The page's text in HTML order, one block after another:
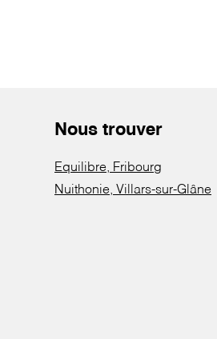
Nous trouver
Equilibre, Fribourg
Nuithonie, Villars-sur-Glâne